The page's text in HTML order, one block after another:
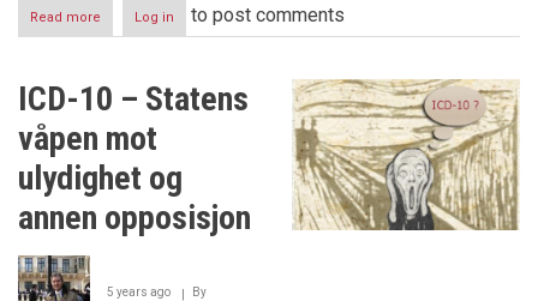
Read more
Regjeringen
mot
advokater
Log in to post comments
ICD-10 – Statens
våpen mot
ulydighet og
annen opposisjon
5 years ago By